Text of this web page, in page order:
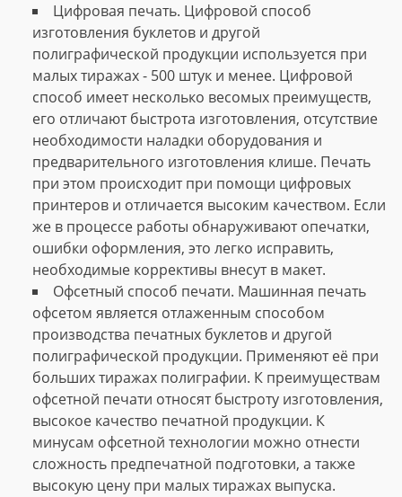
Цифровая печать. Цифровой способ
изготовления буклетов и другой
полиграфической продукции используется при
малых тиражах - 500 штук и менее. Цифровой
способ имеет несколько весомых преимуществ,
его отличают быстрота изготовления, отсутствие
необходимости наладки оборудования и
предварительного изготовления клише. Печать
при этом происходит при помощи цифровых
принтеров и отличается высоким качеством. Если
же в процессе работы обнаруживают опечатки,
ошибки оформления, это легко исправить,
необходимые коррективы внесут в макет.
Офсетный способ печати. Машинная печать
офсетом является отлаженным способом
производства печатных буклетов и другой
полиграфической продукции. Применяют её при
больших тиражах полиграфии. К преимуществам
офсетной печати относят быстроту изготовления,
высокое качество печатной продукции. К
минусам офсетной технологии можно отнести
сложность предпечатной подготовки, а также
высокую цену при малых тиражах выпуска.